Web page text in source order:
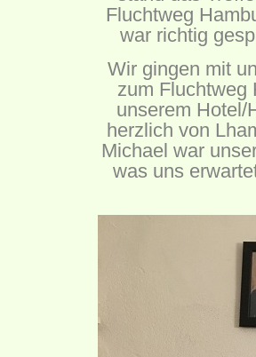
Fluchtweg
war richtig
Wir gingen mit
zum
unserem Hotel/
herzlich von
Michael war
was uns